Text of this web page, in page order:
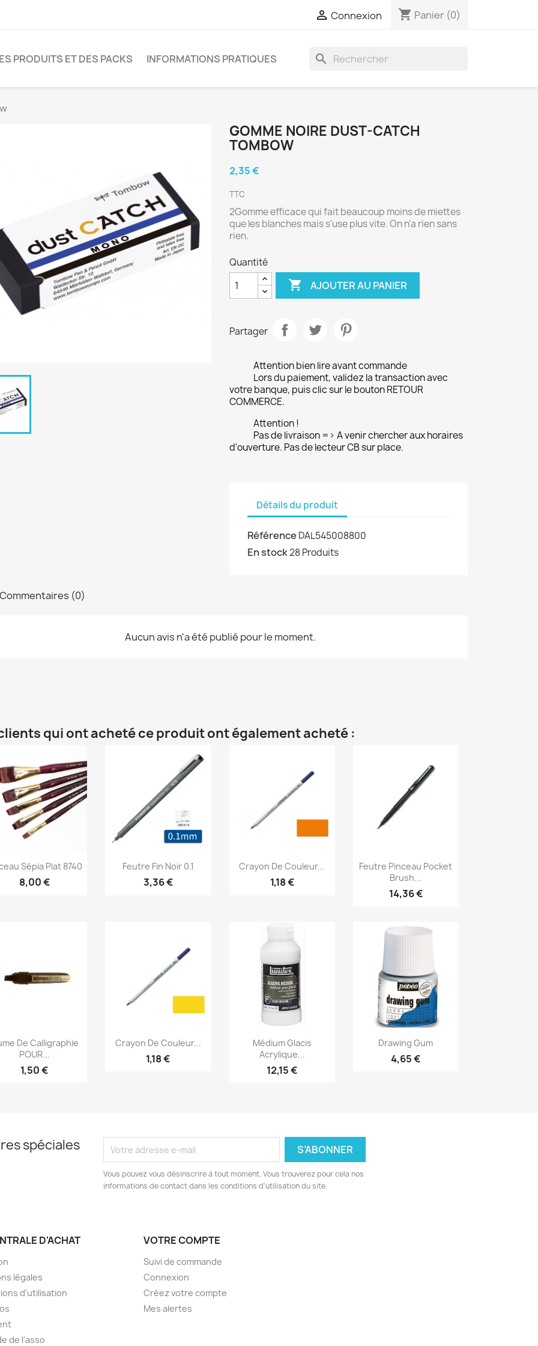
 Connexion shopping_cart Panier (0)
search
PRODUITS ET DES PACKS INFORMATIONS PRATIQUES
GOMME NOIRE DUST-CATCH
TOMBOW
2,35 €
TTC
2Gomme efficace qui fait beaucoup moins de miettes
que les blanches mais s'use plus vite. On n'a rien sans
rien.
Quantité
 AJOUTER AU PANIER
Partager
Attention bien lire avant commande
Lors du paiement, validez la transaction avec
votre banque, puis clic sur le bouton RETOUR
COMMERCE.
Attention !
Pas de livraison => A venir chercher aux horaires
d'ouverture. Pas de lecteur CB sur place.
Détails du produit
Référence DAL545008800
En stock28 Produits
(0)
Aucun avis n'a été publié pour le moment.
qui ont acheté ce produit ont également acheté :
Aperçu rapide
Sépia Plat 8740
8,00 €
Aperçu rapide
Feutre Fin Noir 0.1
3,36 €
Aperçu rapide
Crayon De Couleur...
1,18 €
Aperçu rapide
Feutre Pinceau Pocket
Brush...
14,36 €
Aperçu rapide
De Calligraphie
POUR...
1,50 €
Aperçu rapide
Crayon De Couleur...
1,18 €
Aperçu rapide
Médium Glacis
Acrylique...
12,15 €
Aperçu rapide
Drawing Gum
4,65 €
spéciales
Vous pouvez vous désinscrire à tout moment. Vous trouverez pour cela nos
informations de contact dans les conditions d'utilisation du site.
D'ACHAT
légales
d'utilisation
de l'asso
VOTRE COMPTE
Suivi de commande
Connexion
Créez votre compte
Mes alertes